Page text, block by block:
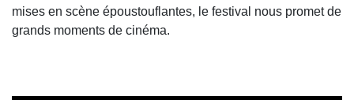
mises en scène époustouflantes, le festival nous promet de
grands moments de cinéma.